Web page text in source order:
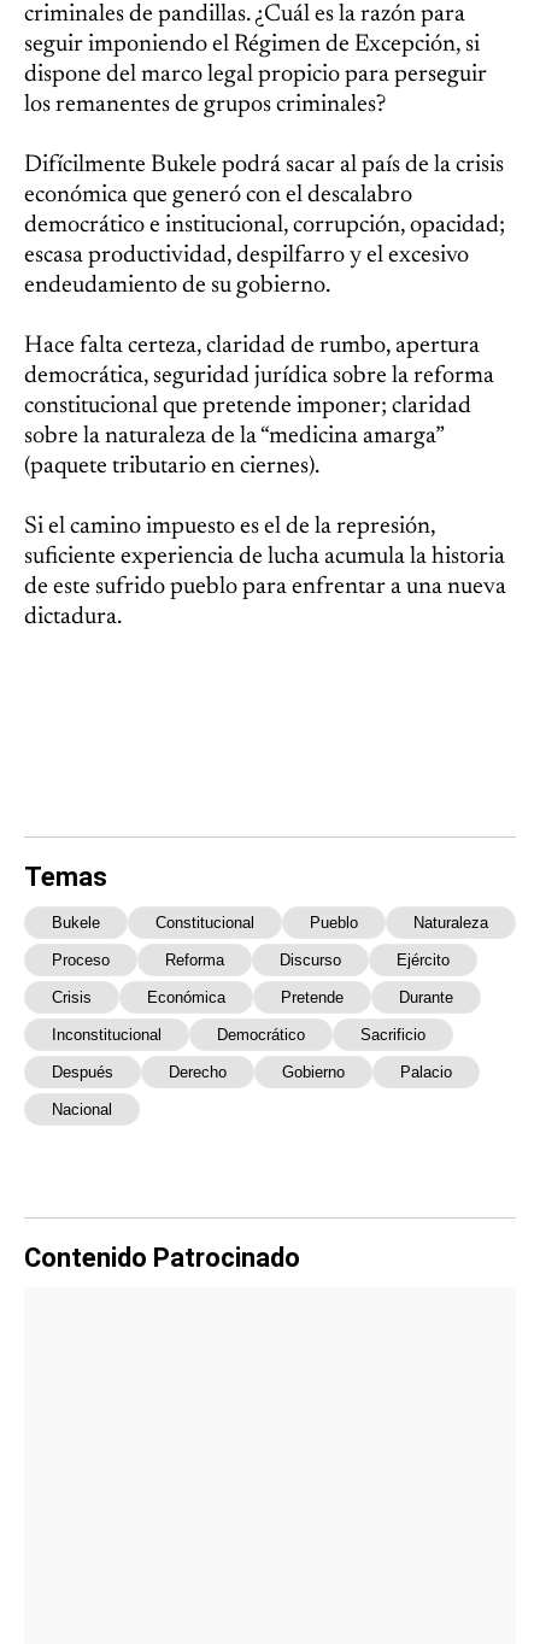
criminales de pandillas. ¿Cuál es la razón para
seguir imponiendo el Régimen de Excepción, si
dispone del marco legal propicio para perseguir
los remanentes de grupos criminales?
Difícilmente Bukele podrá sacar al país de la crisis
económica que generó con el descalabro
democrático e institucional, corrupción, opacidad;
escasa productividad, despilfarro y el excesivo
endeudamiento de su gobierno.
Hace falta certeza, claridad de rumbo, apertura
democrática, seguridad jurídica sobre la reforma
constitucional que pretende imponer; claridad
sobre la naturaleza de la “medicina amarga”
(paquete tributario en ciernes).
Si el camino impuesto es el de la represión,
suficiente experiencia de lucha acumula la historia
de este sufrido pueblo para enfrentar a una nueva
dictadura.
Temas
Bukele Constitucional Pueblo Naturaleza
Proceso Reforma Discurso Ejército
Crisis Económica Pretende Durante
Inconstitucional Democrático Sacrificio
Después Derecho Gobierno Palacio
Nacional
Contenido Patrocinado